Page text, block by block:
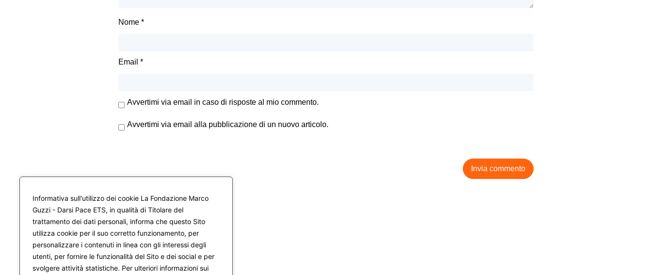
Informativa sull'utilizzo dei cookie La Fondazione Marco
Guzzi - Darsi Pace ETS, in qualità di Titolare del
trattamento dei dati personali, informa che questo Sito
utilizza cookie per il suo corretto funzionamento, per
personalizzare i contenuti in linea con gli interessi degli
utenti, per fornire le funzionalità del Sito e dei social e per
svolgere attività statistiche. Per ulteriori informazioni sui
Nome *
Email *
Avvertimi via email in caso di risposte al mio commento.
Avvertimi via email alla pubblicazione di un nuovo articolo.